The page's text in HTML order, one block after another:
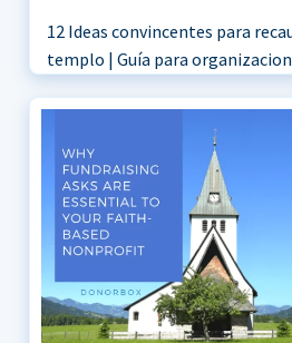
12 Ideas convincentes para
templo | Guía para